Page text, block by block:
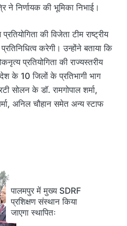
निर्णायक की भूमिका निभाई।
की विजेता टीम राष्ट्रीय
करेगी। उन्होंने बताया कि
प्रतियोगिता की राज्यस्तरीय
के 10 जिलों के प्रतिभागी भाग
सोलन के डॉ. रामगोपाल शर्मा,
अनिल चौहान समेत अन्य स्टाफ
पालमपुर में मुख्य SDRF
प्रशिक्षण संस्थान किया
जाएगा स्थापितः